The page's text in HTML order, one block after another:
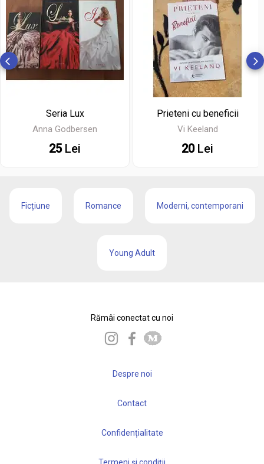
Seria Lux
Anna Godbersen
25Lei
Prieteni cu beneficii
Vi Keeland
20Lei
Ficțiune Romance Moderni, contemporani
Young Adult
Rămâi conectat cu noi
Despre noi
Contact
Confidențialitate